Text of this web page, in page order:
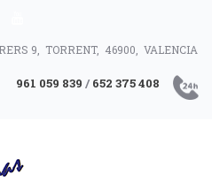
9, TORRENT, 46900, VALENCIA
961 059 839 / 652 375 408